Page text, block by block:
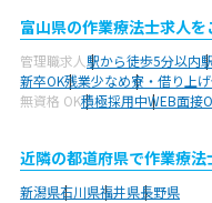
富山県の作業療法士求人
管理職求人駅から徒歩5分以内
新卒OK残業少なめ寮・借り上げ
無資格 OK積極採用中WEB面接
近隣の都道府県で作業療
新潟県石川県福井県長野県